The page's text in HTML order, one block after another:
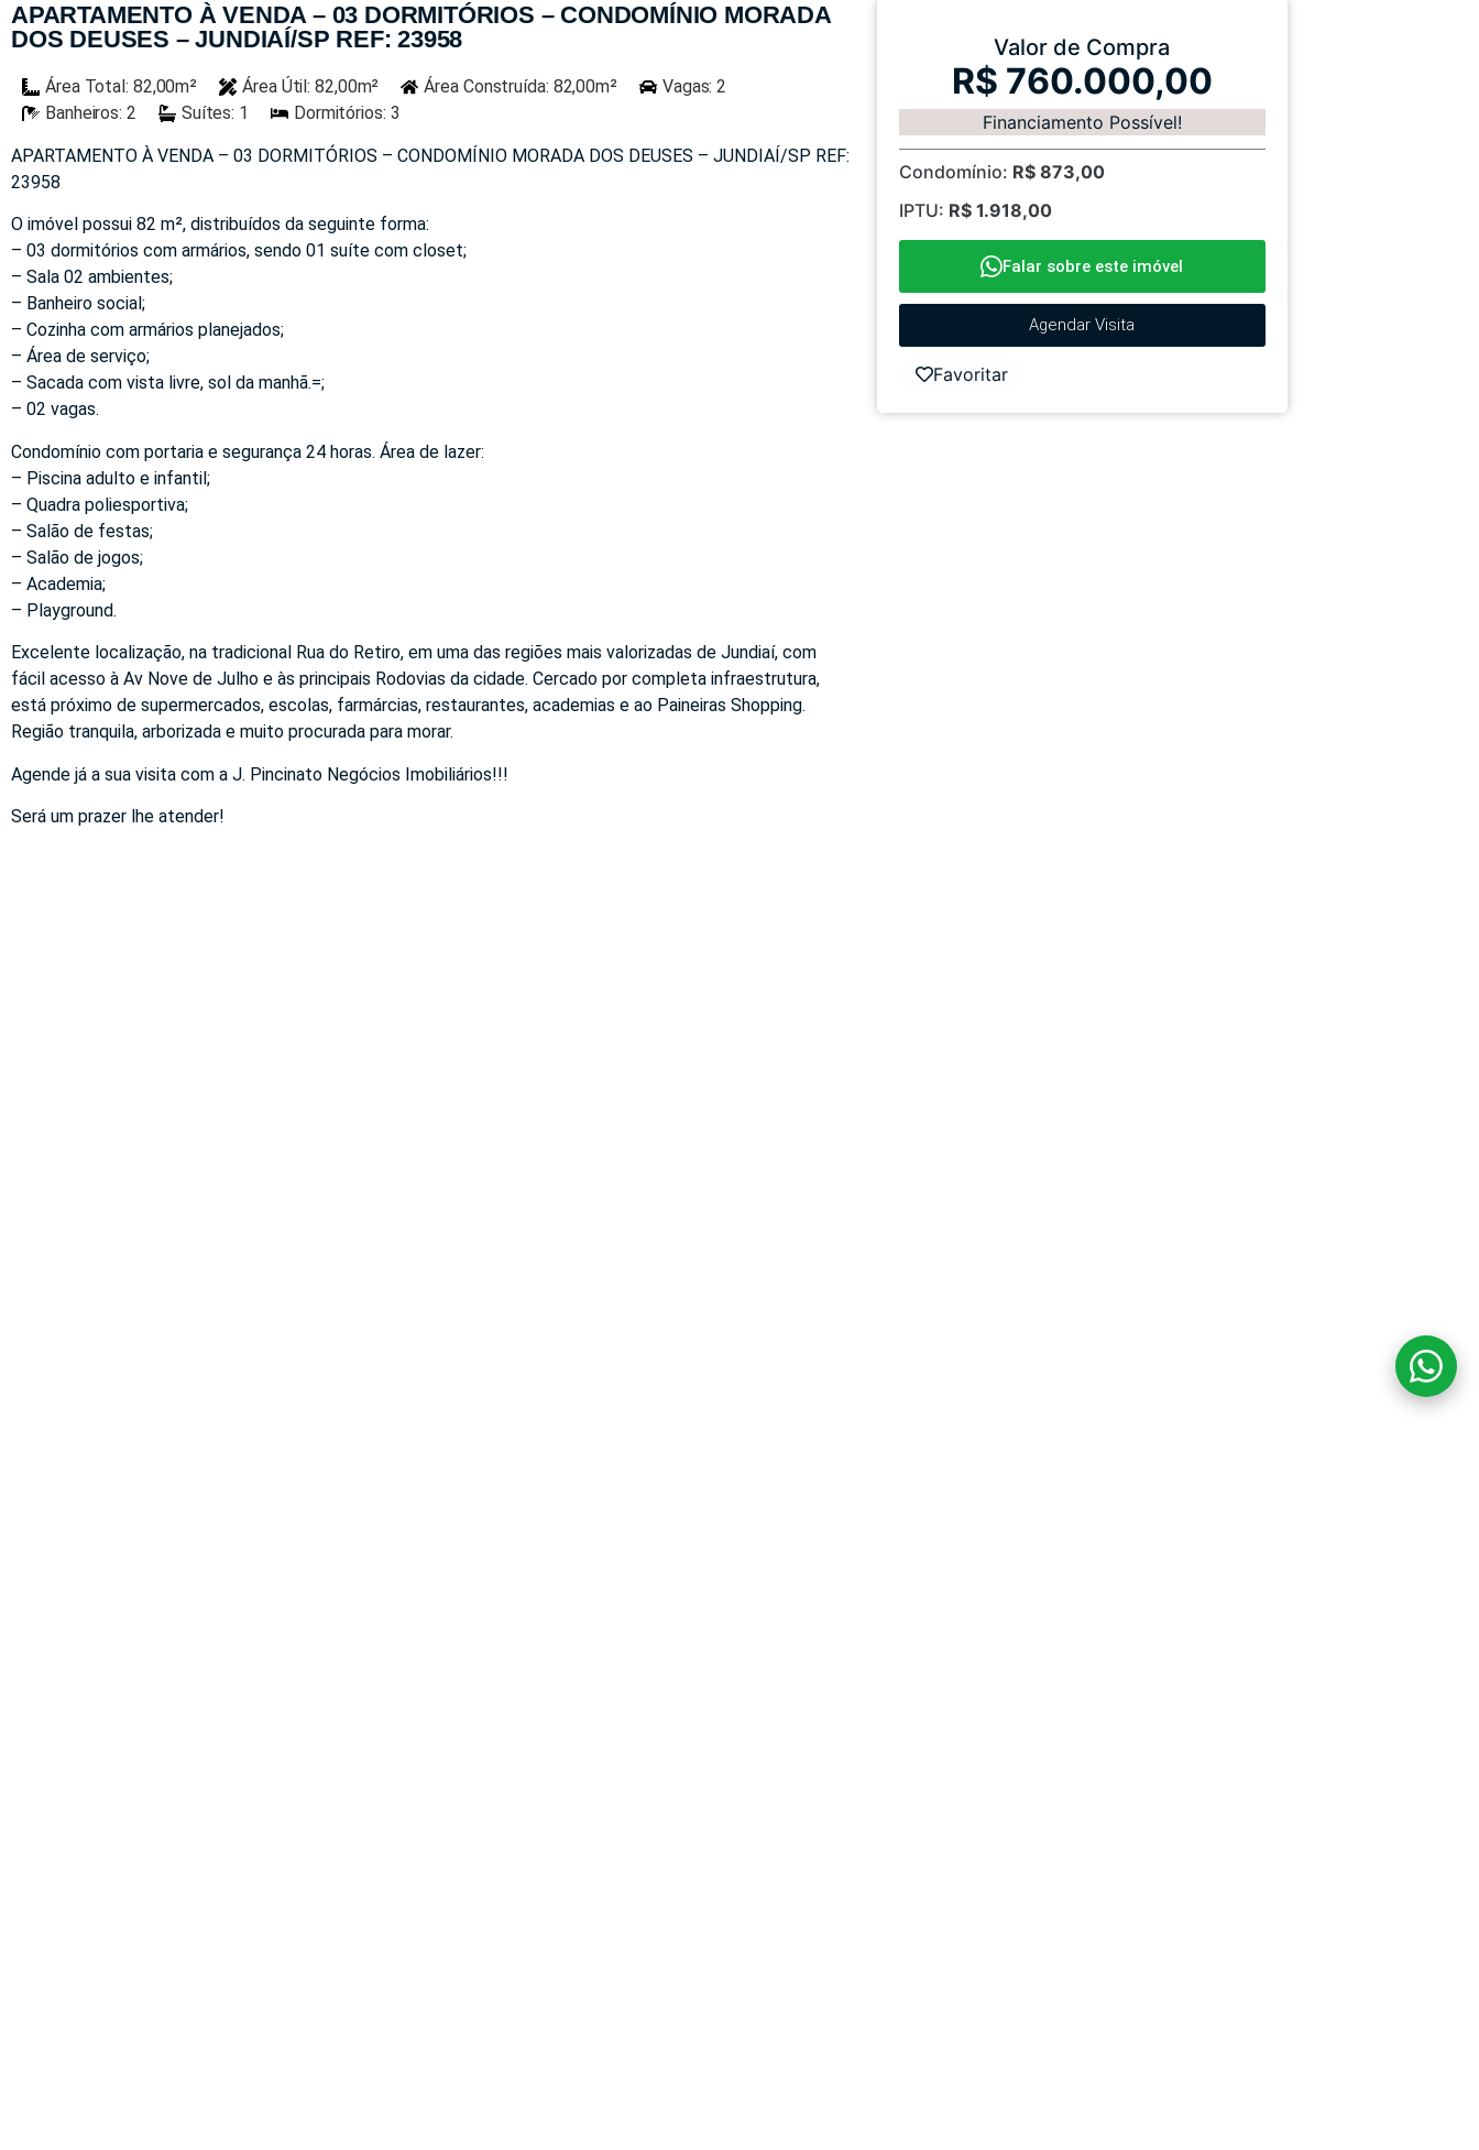
APARTAMENTO À VENDA – 03 DORMITÓRIOS – CONDOMÍNIO MORADA
DOS DEUSES – JUNDIAÍ/SP REF: 23958
Área Total: 82,00m² Área Útil: 82,00m² Área Construída: 82,00m²
Vagas: 2
Banheiros: 2
Suítes: 1 Dormitórios: 3
APARTAMENTO À VENDA – 03 DORMITÓRIOS – CONDOMÍNIO MORADA DOS DEUSES – JUNDIAÍ/SP REF:
23958
O imóvel possui 82 m², distribuídos da seguinte forma:
– 03 dormitórios com armários, sendo 01 suíte com closet;
– Sala 02 ambientes;
– Banheiro social;
– Cozinha com armários planejados;
– Área de serviço;
– Sacada com vista livre, sol da manhã.=;
– 02 vagas.
Condomínio com portaria e segurança 24 horas. Área de lazer:
– Piscina adulto e infantil;
– Quadra poliesportiva;
– Salão de festas;
– Salão de jogos;
– Academia;
– Playground.
Excelente localização, na tradicional Rua do Retiro, em uma das regiões mais valorizadas de Jundiaí, com
fácil acesso à Av Nove de Julho e às principais Rodovias da cidade. Cercado por completa infraestrutura,
está próximo de supermercados, escolas, farmárcias, restaurantes, academias e ao Paineiras Shopping.
Região tranquila, arborizada e muito procurada para morar.
Agende já a sua visita com a J. Pincinato Negócios Imobiliários!!!
Será um prazer lhe atender!
Valor de Compra
R$ 760.000,00
Financiamento Possível!
Condomínio: R$ 873,00
IPTU: R$ 1.918,00
Falar sobre este imóvel
Agendar Visita
Favoritar